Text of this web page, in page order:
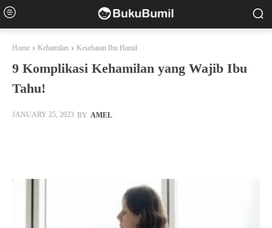
Home Kehamilan Kesehatan Ibu Hamil
9 Komplikasi Kehamilan yang Wajib Ibu
Tahu!
JANUARY 25, 2023 BY AMEL